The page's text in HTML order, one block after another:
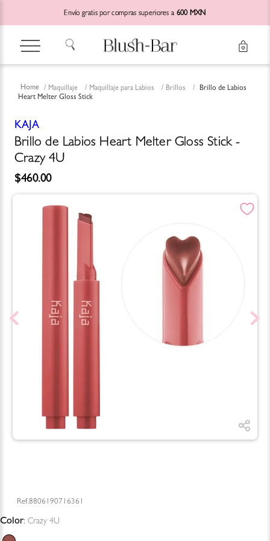
Envío gratis por compras superiores a 600 MXN
Maquillaje Maquillaje para Labios Brillos
Brillo de Labios
Heart Melter Gloss Stick
KAJA
Brillo de Labios Heart Melter Gloss Stick -
Crazy 4U
$460.00
8806190716361
Color: Crazy 4U